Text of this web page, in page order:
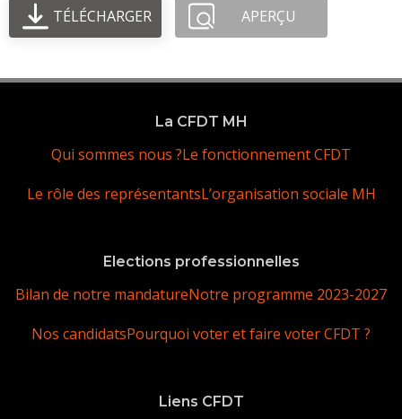
TÉLÉCHARGER APERÇU
La CFDT MH
Qui sommes nous ?Le fonctionnement CFDT
Le rôle des représentantsL’organisation sociale MH
Elections professionnelles
Bilan de notre mandatureNotre programme 2023-2027
Nos candidatsPourquoi voter et faire voter CFDT ?
Liens CFDT